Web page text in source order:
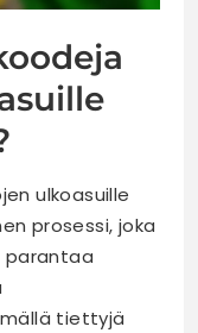
ulkoasuille
prosessi, joka
parantaa
tiettyjä